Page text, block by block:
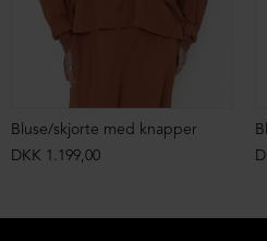
Bluse/skjorte med knapper
DKK 1.199,00